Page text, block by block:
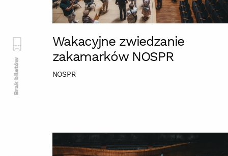
Wakacyjne zwiedzanie
zakamarków NOSPR
NOSPR
Brak biletów
zwiedzanie